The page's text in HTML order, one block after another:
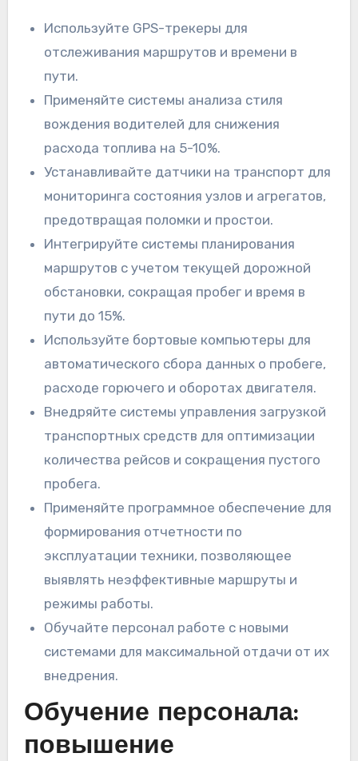
Используйте GPS-трекеры для
отслеживания маршрутов и времени в
пути.
Применяйте системы анализа стиля
вождения водителей для снижения
расхода топлива на 5-10%.
Устанавливайте датчики на транспорт для
мониторинга состояния узлов и агрегатов,
предотвращая поломки и простои.
Интегрируйте системы планирования
маршрутов с учетом текущей дорожной
обстановки, сокращая пробег и время в
пути до 15%.
Используйте бортовые компьютеры для
автоматического сбора данных о пробеге,
расходе горючего и оборотах двигателя.
Внедряйте системы управления загрузкой
транспортных средств для оптимизации
количества рейсов и сокращения пустого
пробега.
Применяйте программное обеспечение для
формирования отчетности по
эксплуатации техники, позволяющее
выявлять неэффективные маршруты и
режимы работы.
Обучайте персонал работе с новыми
системами для максимальной отдачи от их
внедрения.
Обучение персонала:
повышение